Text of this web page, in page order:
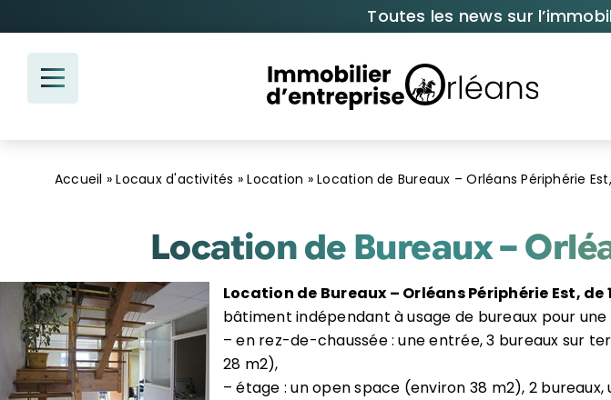
au
contenu
Toutes les news sur
Accueil »Locaux d'activités »Location »Location de Bureaux – Orléans Périphérie
Location de Bureaux –
Location de Bureaux – Orléans Périphérie Est, de
bâtiment indépendant à usage de bureaux pour
– en rez-de-chaussée : une entrée, 3 bureaux sur
28 m2),
– étage : un open space (environ 38 m2), 2